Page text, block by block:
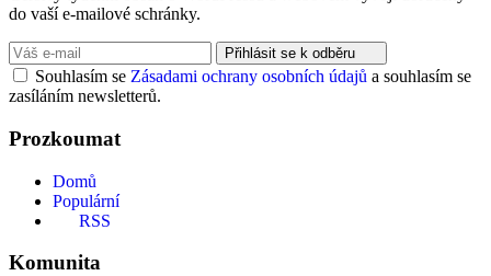
do vaší e-mailové schránky.
Přihlásit se k odběru
Souhlasím se Zásadami ochrany osobních údajů a souhlasím se
zasíláním newsletterů.
Prozkoumat
Domů
Populární
RSS
Komunita